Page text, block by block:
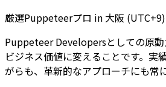
厳選Puppeteerプロ in 大阪 (UTC+9)
Puppeteer Developersとしての原
ビジネス価値に変えることです。実
がらも、革新的なアプローチにも常